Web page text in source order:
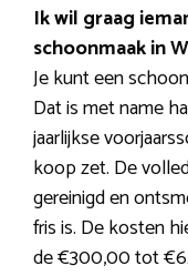
Ik wil graag
schoonmaak in
Je kunt een
Dat is met name
jaarlijkse
koop zet. De
gereinigd en
fris is. De kosten
de €300,00 tot